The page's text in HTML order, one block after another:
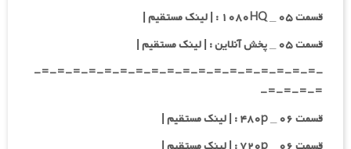
قسمت ۰۵ _ ۱۰۸۰HQ : | لینک مستقیم |
قسمت ۰۵ _ پخش آنلاین : | لینک مستقیم |
-=-=-=-=-=-=-=-=-=-=-=-=-=-=-=-=-=-=-
=-=-=-=-
قسمت ۰۶ _ ۴۸۰p : | لینک مستقیم |